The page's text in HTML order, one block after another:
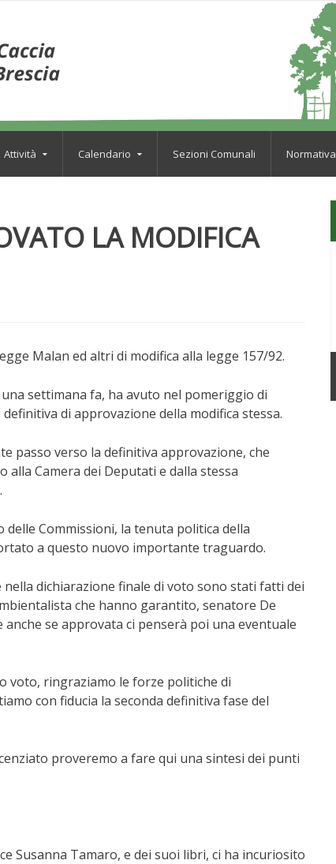
Attività Calendario Sezioni Comunali Normativa
LA MODIFICA
Malan ed altri di modifica alla legge 157/92.
settimana fa, ha avuto nel pomeriggio di
di approvazione della modifica stessa.
passo verso la definitiva approvazione, che
Camera dei Deputati e dalla stessa
Commissioni, la tenuta politica della
a questo nuovo importante traguardo.
dichiarazione finale di voto sono stati fatti dei
che hanno garantito, senatore De
anche se approvata ci penserà poi una eventuale
voto, ringraziamo le forze politiche di
con fiducia la seconda definitiva fase del
proveremo a fare qui una sintesi dei punti
Susanna Tamaro, e dei suoi libri, ci ha incuriosito